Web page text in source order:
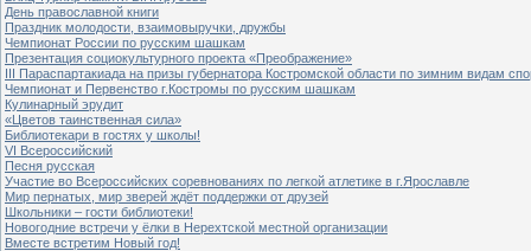
День православной книги
Праздник молодости, взаимовыручки, дружбы
Чемпионат России по русским шашкам
Презентация социокультурного проекта «Преображение»
III Параспартакиада на призы губернатора Костромской области по зимним видам
Чемпионат и Первенство г.Костромы по русским шашкам
Кулинарный эрудит
«Цветов таинственная сила»
Библиотекари в гостях у школы!
VI Всероссийский
Песня русская
Участие во Всероссийских соревнованиях по легкой атлетике в г.Ярославле
Мир пернатых, мир зверей ждёт поддержки от друзей
Школьники – гости библиотеки!
Новогодние встречи у ёлки в Нерехтской местной организации
Вместе встретим Новый год!